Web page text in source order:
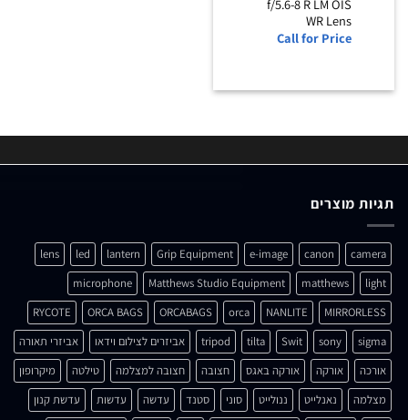
f/5.6-8 R LM OIS
WR Lens
Call for Price
תגיות מוצרים
camera
canon
e-image
Grip Equipment
lantern
led
lens
light
matthews
Matthews Studio Equipment
microphone
MIRRORLESS
NANLITE
orca
ORCABAGS
ORCA BAGS
RYCOTE
sigma
sony
Swit
tilta
tripod אביזרים לצילום וידאו
אביזרי תאורה
אורכה
אורקה אורקה באגס חצובה חצובה למצלמה טילטה
מיקרופון
מצלמה
נאנלייט ננולייט סוני סטנד עדשה עדשות
עדשת קנון